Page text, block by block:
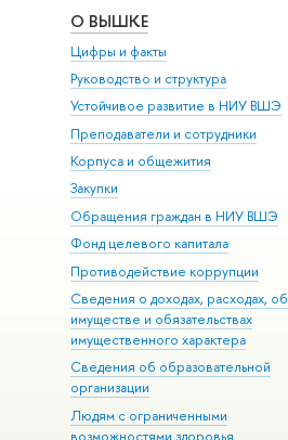
О ВЫШКЕ
Цифры и факты
Руководство и структура
Устойчивое развитие в НИУ ВШЭ
Преподаватели и сотрудники
Корпуса и общежития
Закупки
Обращения граждан в НИУ ВШЭ
Фонд целевого капитала
Противодействие коррупции
Сведения о доходах, расходах, об
имуществе и обязательствах
имущественного характера
Сведения об образовательной
организации
Людям с ограниченными
возможностями здоровья